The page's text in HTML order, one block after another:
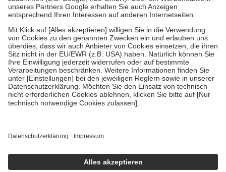
Um das Engagement der Versicherten für ihre eigene Gesundheit zu
stärken und die besondere Stellung der Familie zu unterstützen,
fallenkeine Zuzahlungenan bei:
• Kindern und Jugendlichen bis zum vollendeten 18. Lebensjahr
mit Ausnahme der Fahrkosten
• Untersuchungen zur Vorsorge und Früherkennung, die von der
GKV getragen werden
• empfohlenen Schutzimpfungen
• Harn- und Blutteststreifen
getroffen, um sicherzustellen, dass es sich um echte Bewertungen
https://help.etrusted.com/hc/de/articles/4419944605341